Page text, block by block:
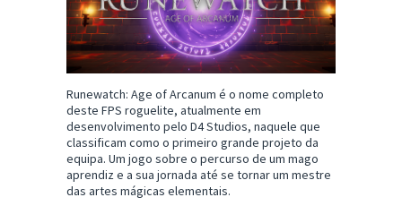
Runewatch: Age of Arcanum é o nome completo
deste FPS roguelite, atualmente em
desenvolvimento pelo D4 Studios, naquele que
classificam como o primeiro grande projeto da
equipa. Um jogo sobre o percurso de um mago
aprendiz e a sua jornada até se tornar um mestre
das artes mágicas elementais.